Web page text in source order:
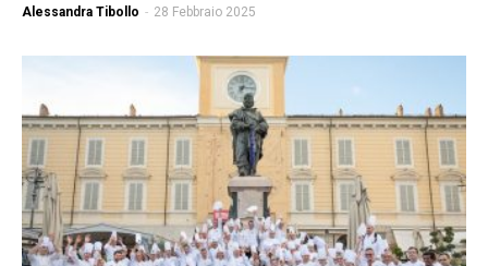
Alessandra Tibollo - 28 Febbraio 2025